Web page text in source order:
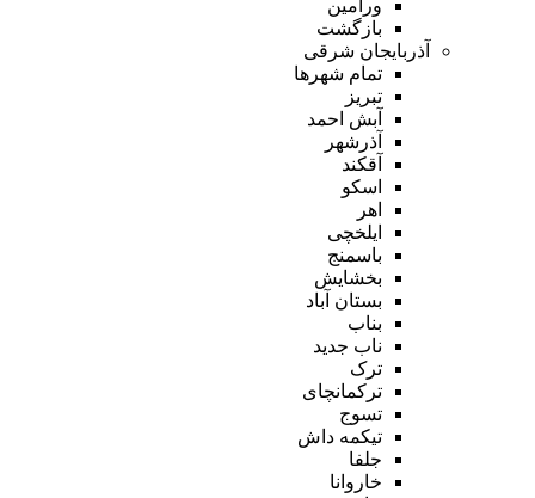
ورامین
بازگشت
آذربایجان شرقی
تمام شهر‌ها
تبریز
آبش احمد
آذرشهر
آقکند
اسکو
اهر
ایلخچی
باسمنج
بخشایش
بستان آباد
بناب
ناب جدید
ترک
ترکمانچای
تسوج
تیکمه داش
جلفا
خاروانا